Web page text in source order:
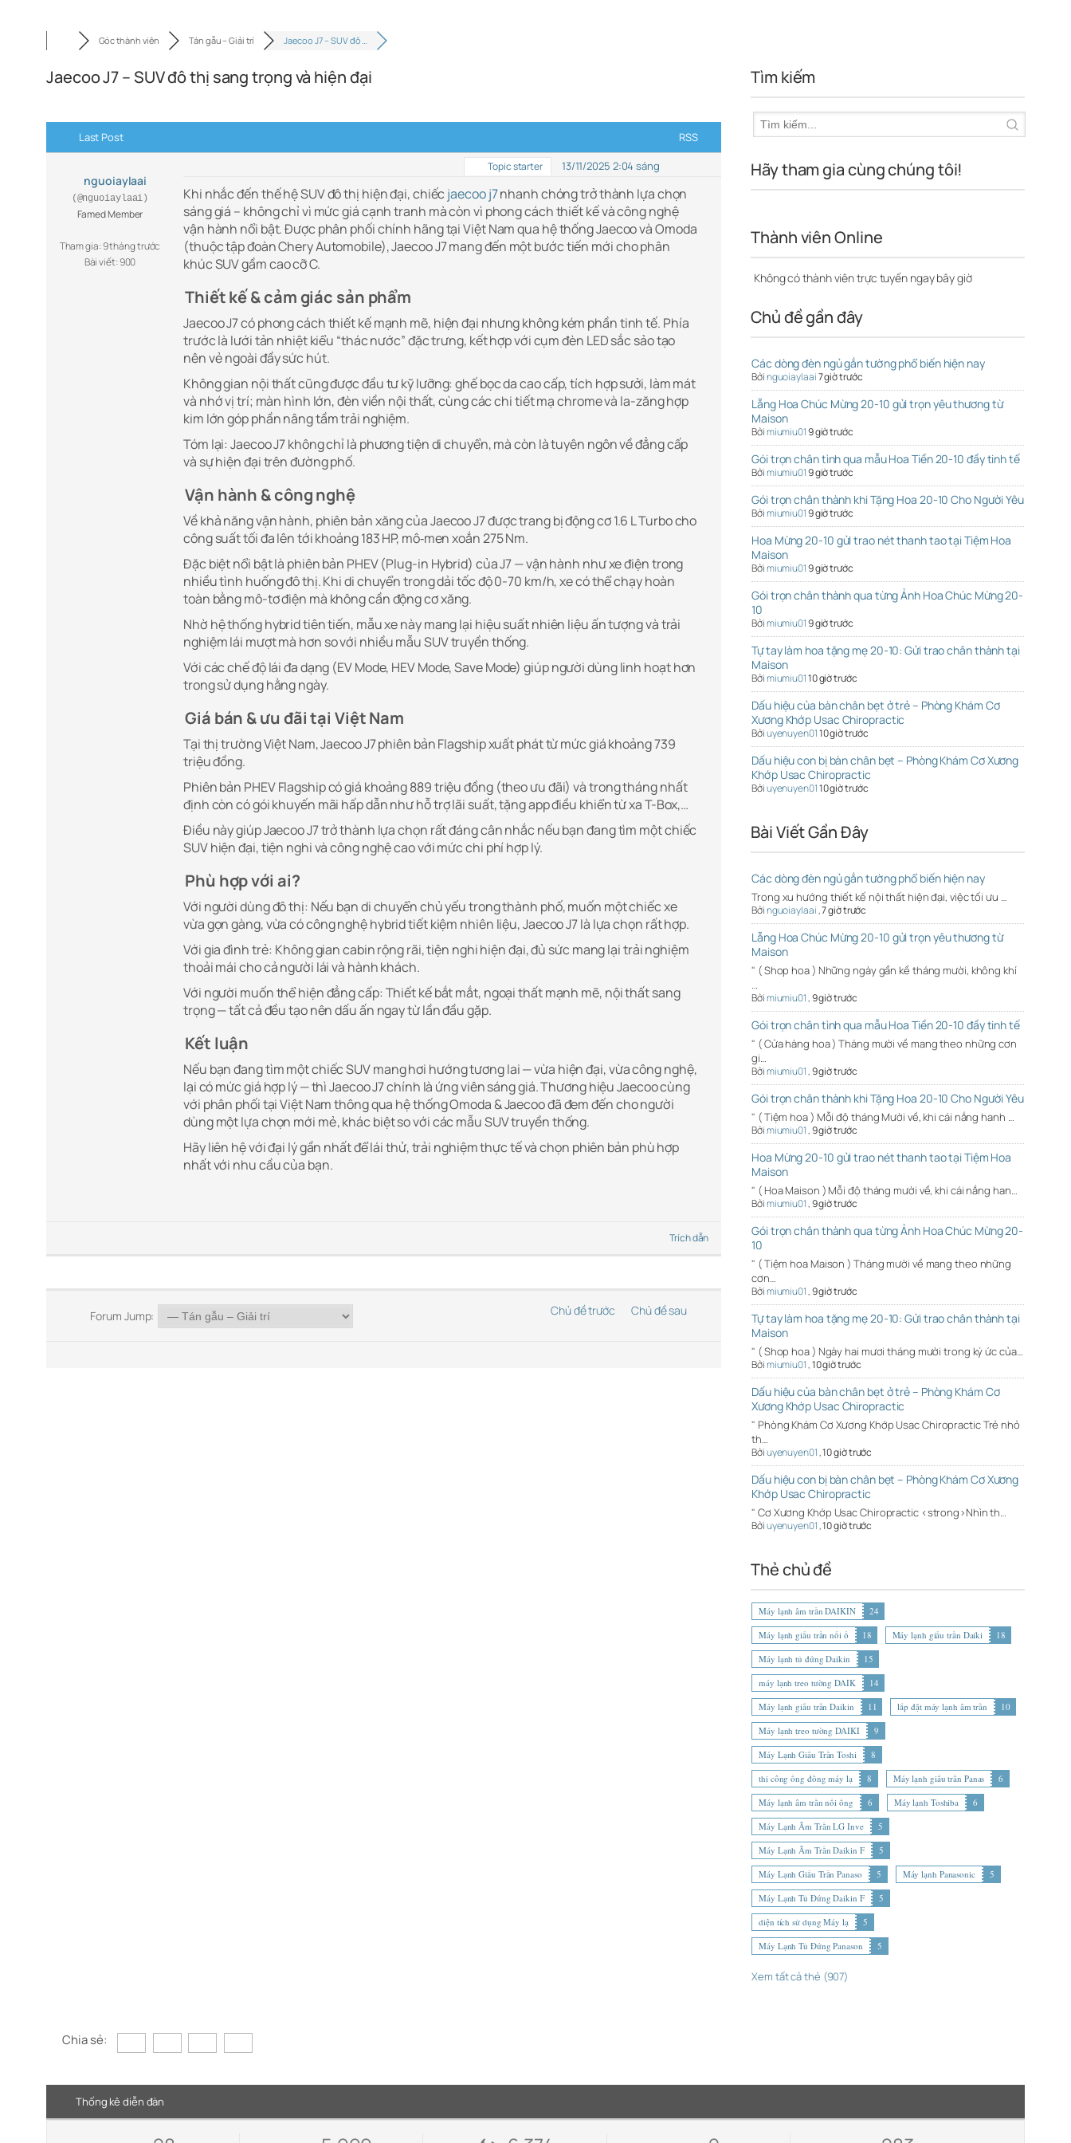
Góc thành viên Tán gẫu – Giải trí Jaecoo J7 – SUV đô …
Jaecoo J7 – SUV đô thị sang trọng và hiện đại
Last Post RSS
nguoiaylaai
(@nguoiaylaai)
Famed Member
Tham gia: 9 tháng trước
Bài viết: 900
Topic starter 13/11/2025 2:04 sáng
Khi nhắc đến thế hệ SUV đô thị hiện đại, chiếc jaecoo j7nhanh chóng trở thành lựa chọn
sáng giá – không chỉ vì mức giá cạnh tranh mà còn vì phong cách thiết kế và công nghệ
vận hành nổi bật. Được phân phối chính hãng tại Việt Nam qua hệ thống Jaecoo và Omoda
(thuộc tập đoàn Chery Automobile), Jaecoo J7 mang đến một bước tiến mới cho phân
khúc SUV gầm cao cỡ C.
Thiết kế & cảm giác sản phẩm
Jaecoo J7 có phong cách thiết kế mạnh mẽ, hiện đại nhưng không kém phần tinh tế. Phía
trước là lưới tản nhiệt kiểu “thác nước” đặc trưng, kết hợp với cụm đèn LED sắc sảo tạo
nên vẻ ngoài đầy sức hút.
Không gian nội thất cũng được đầu tư kỹ lưỡng: ghế bọc da cao cấp, tích hợp sưởi, làm mát
và nhớ vị trí; màn hình lớn, đèn viền nội thất, cùng các chi tiết mạ chrome và la-zăng hợp
kim lớn góp phần nâng tầm trải nghiệm.
Tóm lại: Jaecoo J7 không chỉ là phương tiện di chuyển, mà còn là tuyên ngôn về đẳng cấp
và sự hiện đại trên đường phố.
Vận hành & công nghệ
Về khả năng vận hành, phiên bản xăng của Jaecoo J7 được trang bị động cơ 1.6 L Turbo cho
công suất tối đa lên tới khoảng 183 HP, mô‐men xoắn 275 Nm.
Đặc biệt nổi bật là phiên bản PHEV (Plug-in Hybrid) của J7 — vận hành như xe điện trong
nhiều tình huống đô thị. Khi di chuyển trong dải tốc độ 0-70 km/h, xe có thể chạy hoàn
toàn bằng mô-tơ điện mà không cần động cơ xăng.
Nhờ hệ thống hybrid tiên tiến, mẫu xe này mang lại hiệu suất nhiên liệu ấn tượng và trải
nghiệm lái mượt mà hơn so với nhiều mẫu SUV truyền thống.
Với các chế độ lái đa dạng (EV Mode, HEV Mode, Save Mode) giúp người dùng linh hoạt hơn
trong sử dụng hằng ngày.
Giá bán & ưu đãi tại Việt Nam
Tại thị trường Việt Nam, Jaecoo J7 phiên bản Flagship xuất phát từ mức giá khoảng 739
triệu đồng.
Phiên bản PHEV Flagship có giá khoảng 889 triệu đồng (theo ưu đãi) và trong tháng nhất
định còn có gói khuyến mãi hấp dẫn như hỗ trợ lãi suất, tặng app điều khiển từ xa T-Box,…
Điều này giúp Jaecoo J7 trở thành lựa chọn rất đáng cân nhắc nếu bạn đang tìm một chiếc
SUV hiện đại, tiện nghi và công nghệ cao với mức chi phí hợp lý.
Phù hợp với ai?
Với người dùng đô thị: Nếu bạn di chuyển chủ yếu trong thành phố, muốn một chiếc xe
vừa gọn gàng, vừa có công nghệ hybrid tiết kiệm nhiên liệu, Jaecoo J7 là lựa chọn rất hợp.
Với gia đình trẻ: Không gian cabin rộng rãi, tiện nghi hiện đại, đủ sức mang lại trải nghiệm
thoải mái cho cả người lái và hành khách.
Với người muốn thể hiện đẳng cấp: Thiết kế bắt mắt, ngoại thất mạnh mẽ, nội thất sang
trọng — tất cả đều tạo nên dấu ấn ngay từ lần đầu gặp.
Kết luận
Nếu bạn đang tìm một chiếc SUV mang hơi hướng tương lai — vừa hiện đại, vừa công nghệ,
lại có mức giá hợp lý — thì Jaecoo J7 chính là ứng viên sáng giá. Thương hiệu Jaecoo cùng
với phân phối tại Việt Nam thông qua hệ thống Omoda & Jaecoo đã đem đến cho người
dùng một lựa chọn mới mẻ, khác biệt so với các mẫu SUV truyền thống.
Hãy liên hệ với đại lý gần nhất để lái thử, trải nghiệm thực tế và chọn phiên bản phù hợp
nhất với nhu cầu của bạn.
Trích dẫn
Forum Jump: Chủ đề trước Chủ đề sau
Tìm kiếm
Hãy tham gia cùng chúng tôi!
Thành viên Online
Không có thành viên trực tuyến ngay bây giờ
Chủ đề gần đây
Các dòng đèn ngủ gắn tường phổ biến hiện nay
Bởinguoiaylaai7 giờ trước
Lẵng Hoa Chúc Mừng 20-10 gửi trọn yêu thương từ
Maison
Bởimiumiu019 giờ trước
Gói trọn chân tình qua mẫu Hoa Tiền 20-10 đầy tinh tế
Bởimiumiu019 giờ trước
Gói trọn chân thành khi Tặng Hoa 20-10 Cho Người Yêu
Bởimiumiu019 giờ trước
Hoa Mừng 20-10 gửi trao nét thanh tao tại Tiệm Hoa
Maison
Bởimiumiu019 giờ trước
Gói trọn chân thành qua từng Ảnh Hoa Chúc Mừng 20-
10
Bởimiumiu019 giờ trước
Tự tay làm hoa tặng mẹ 20-10: Gửi trao chân thành tại
Maison
Bởimiumiu0110 giờ trước
Dấu hiệu của bàn chân bẹt ở trẻ – Phòng Khám Cơ
Xương Khớp Usac Chiropractic
Bởiuyenuyen0110 giờ trước
Dấu hiệu con bị bàn chân bẹt – Phòng Khám Cơ Xương
Khớp Usac Chiropractic
Bởiuyenuyen0110 giờ trước
Bài Viết Gần Đây
Các dòng đèn ngủ gắn tường phổ biến hiện nay
Trong xu hướng thiết kế nội thất hiện đại, việc tối ưu …
Bởinguoiaylaai,7 giờ trước
Lẵng Hoa Chúc Mừng 20-10 gửi trọn yêu thương từ
Maison
" ( Shop hoa ) Những ngày gần kề tháng mười, không khí
…
Bởimiumiu01,9 giờ trước
Gói trọn chân tình qua mẫu Hoa Tiền 20-10 đầy tinh tế
" ( Cửa hàng hoa ) Tháng mười về mang theo những cơn
gi…
Bởimiumiu01,9 giờ trước
Gói trọn chân thành khi Tặng Hoa 20-10 Cho Người Yêu
" ( Tiệm hoa ) Mỗi độ tháng Mười về, khi cái nắng hanh …
Bởimiumiu01,9 giờ trước
Hoa Mừng 20-10 gửi trao nét thanh tao tại Tiệm Hoa
Maison
" ( Hoa Maison ) Mỗi độ tháng mười về, khi cái nắng han…
Bởimiumiu01,9 giờ trước
Gói trọn chân thành qua từng Ảnh Hoa Chúc Mừng 20-
10
" ( Tiệm hoa Maison ) Tháng mười về mang theo những
cơn…
Bởimiumiu01,9 giờ trước
Tự tay làm hoa tặng mẹ 20-10: Gửi trao chân thành tại
Maison
" ( Shop hoa ) Ngày hai mươi tháng mười trong ký ức của…
Bởimiumiu01,10 giờ trước
Dấu hiệu của bàn chân bẹt ở trẻ – Phòng Khám Cơ
Xương Khớp Usac Chiropractic
" Phòng Khám Cơ Xương Khớp Usac Chiropractic Trẻ nhỏ
th…
Bởiuyenuyen01,10 giờ trước
Dấu hiệu con bị bàn chân bẹt – Phòng Khám Cơ Xương
Khớp Usac Chiropractic
" Cơ Xương Khớp Usac Chiropractic <strong>Nhìn th…
Bởiuyenuyen01,10 giờ trước
Thẻ chủ đề
Máy lạnh âm trần DAIKIN
24
Máy lạnh giấu trần nối ố
18 Máy lạnh giấu trần Daiki
18
Máy lạnh tủ đứng Daikin
15
máy lạnh treo tường DAIK
14
Máy lạnh giấu trần Daikin
11 lắp đặt máy lạnh âm trần
10
Máy lạnh treo tường DAIKI
9
Máy Lạnh Giấu Trần Toshi
8
thi công ống đồng máy lạ
8 Máy lạnh giấu trần Panas
6
Máy lạnh âm trần nối ống
6 Máy lạnh Toshiba
6
Máy Lạnh Âm Trần LG Inve
5
Máy Lạnh Âm Trần Daikin F
5
Máy Lạnh Giấu Trần Panaso
5 Máy lạnh Panasonic
5
Máy Lạnh Tủ Đứng Daikin F
5
diện tích sử dụng Máy lạ
5
Máy Lạnh Tủ Đứng Panason
5
Xem tất cả thẻ (907)
Chia sẻ:
Thống kê diễn đàn